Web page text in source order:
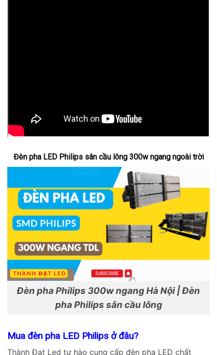
Đèn pha LED Philips sân cầu lông 300w ngang ngoài trời
Đèn pha Philips 300w ngang Hà Nội | Đèn
pha Philips sân cầu lông
Mua đèn pha LED Philips ở đâu?
Thành Đạt Led tự hào cung cấp đèn pha LED chất